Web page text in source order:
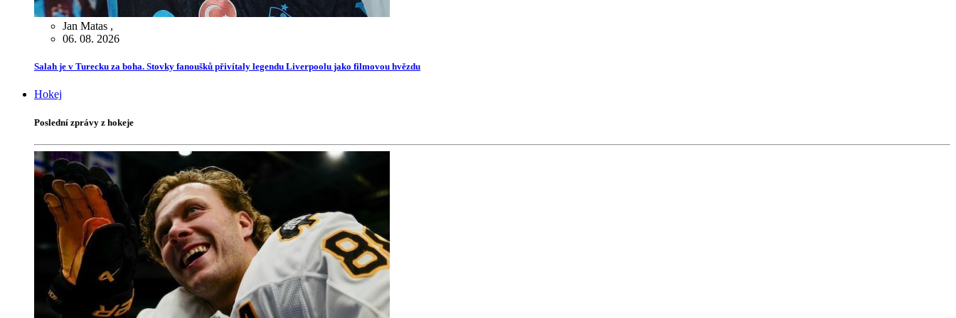
Jan Matas ,
06. 08. 2026
Salah je v Turecku za boha. Stovky fanoušků přivítaly legendu Liverpoolu jako filmovou hvězdu
Hokej
Poslední zprávy z hokeje